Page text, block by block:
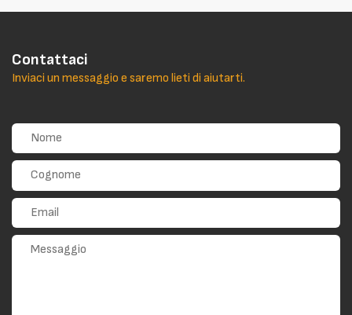
Contattaci
Inviaci un messaggio e saremo lieti di aiutarti.